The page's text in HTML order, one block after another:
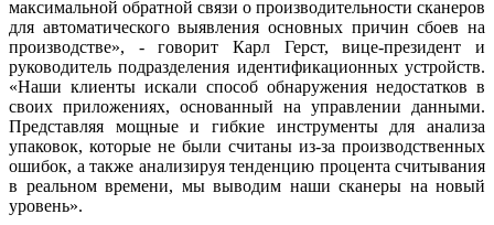
максимальной обратной связи о производительности сканеров
для автоматического выявления основных причин сбоев на
производстве», - говорит Карл Герст, вице-президент и
руководитель подразделения идентификационных устройств.
«Наши клиенты искали способ обнаружения недостатков в
своих приложениях, основанный на управлении данными.
Представляя мощные и гибкие инструменты для анализа
упаковок, которые не были считаны из-за производственных
ошибок, а также анализируя тенденцию процента считывания
в реальном времени, мы выводим наши сканеры на новый
уровень».